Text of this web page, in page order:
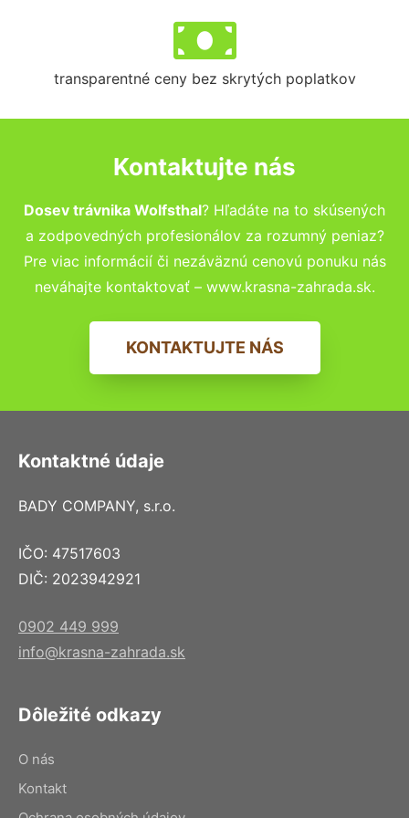
transparentné ceny bez skrytých poplatkov
Kontaktujte nás
Dosev trávnika Wolfsthal? Hľadáte na to skúsených
a zodpovedných profesionálov za rozumný peniaz?
Pre viac informácií či nezáväznú cenovú ponuku nás
neváhajte kontaktovať – www.krasna-zahrada.sk.
KONTAKTUJTE NÁS
Kontaktné údaje
BADY COMPANY, s.r.o.
IČO: 47517603
DIČ: 2023942921
0902 449 999
info@krasna-zahrada.sk
Dôležité odkazy
O nás
Kontakt